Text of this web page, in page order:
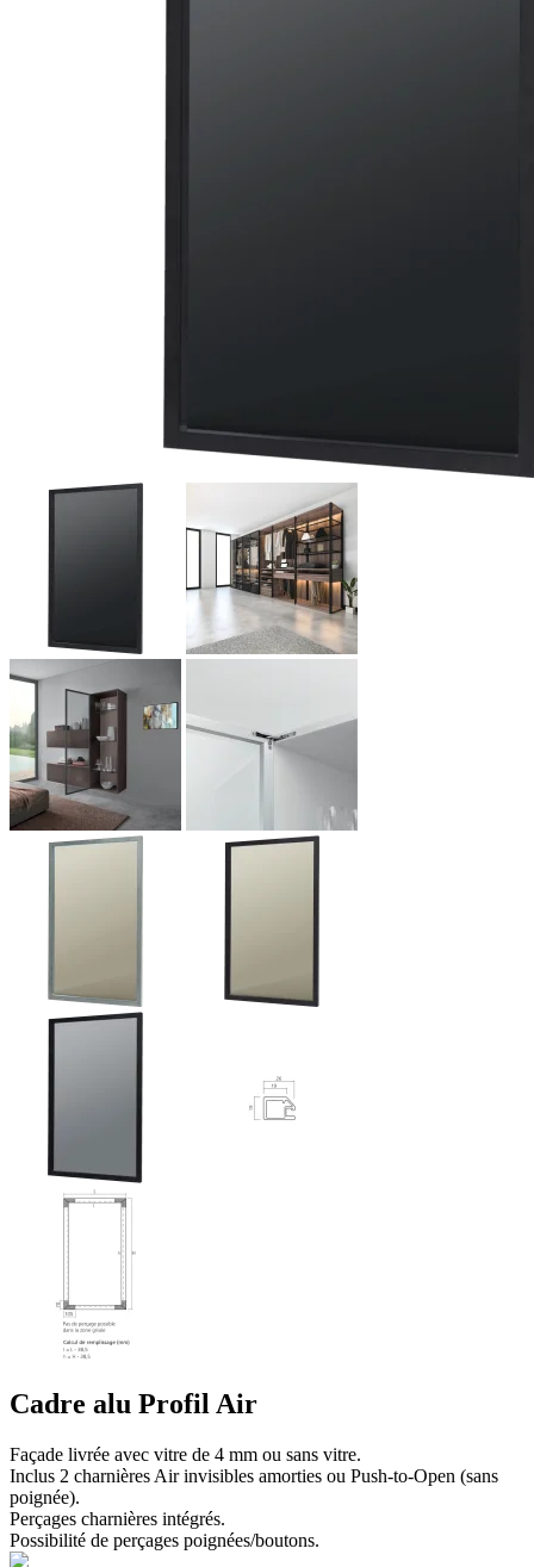
Cadre alu Profil Air
Façade livrée avec vitre de 4 mm ou sans vitre.
Inclus 2 charnières Air invisibles amorties ou Push-to-Open (sans
poignée).
Perçages charnières intégrés.
Possibilité de perçages poignées/boutons.